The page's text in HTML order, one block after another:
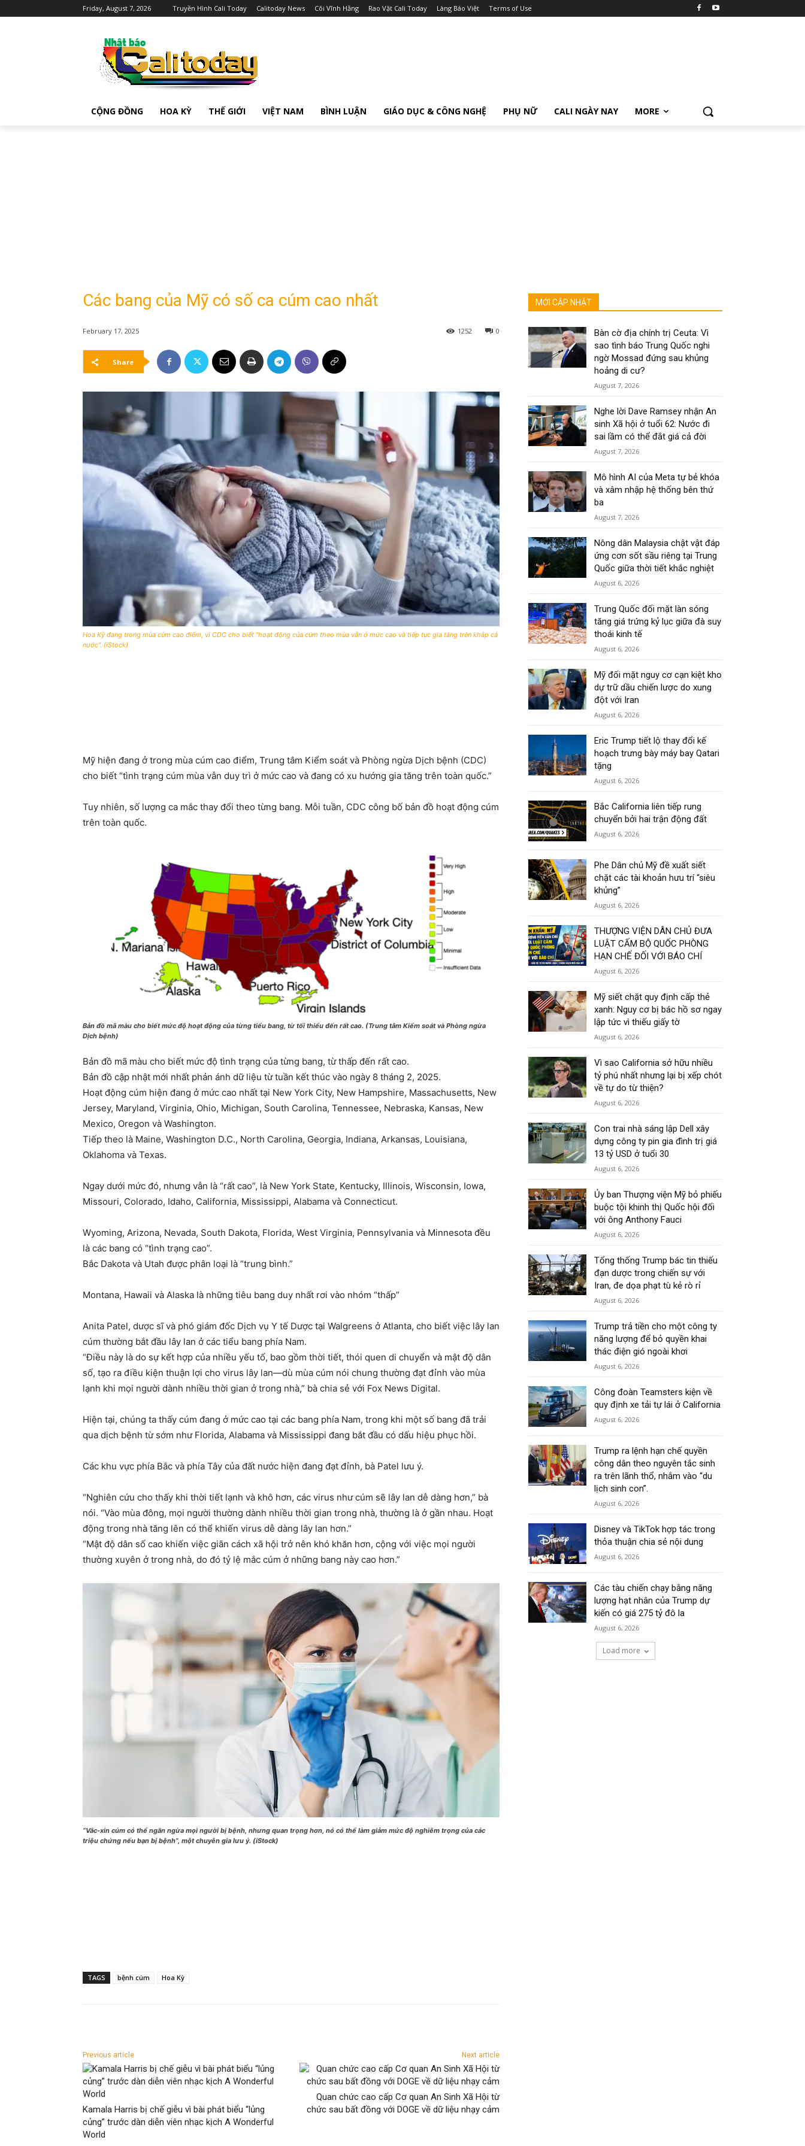
Friday, August 7, 2026 Truyền Hình Cali Today Calitoday News Cõi Vĩnh Hằng Rao Vặt Cali Today Làng Báo Việt Terms of Use
CỘNG ĐỒNG HOA KỲ THẾ GIỚI VIỆT NAM BÌNH LUẬN GIÁO DỤC & CÔNG NGHỆ PHỤ NỮ CALI NGÀY NAY MORE
Các bang của Mỹ có số ca cúm cao nhất
February 17, 2025 0
1252
Share
Hoa Kỳ đang trong mùa cúm cao điểm, vì CDC cho biết "hoạt động của cúm theo mùa vẫn ở mức cao và tiếp tục gia tăng trên khắp cả
nước". (iStock)
Mỹ hiện đang ở trong mùa cúm cao điểm, Trung tâm Kiểm soát và Phòng ngừa Dịch bệnh (CDC)
cho biết “tình trạng cúm mùa vẫn duy trì ở mức cao và đang có xu hướng gia tăng trên toàn quốc.”
Tuy nhiên, số lượng ca mắc thay đổi theo từng bang. Mỗi tuần, CDC công bố bản đồ hoạt động cúm
trên toàn quốc.
Bản đồ mã màu cho biết mức độ hoạt động của từng tiểu bang, từ tối thiểu đến rất cao. (Trung tâm Kiểm soát và Phòng ngừa
Dịch bệnh)
Bản đồ mã màu cho biết mức độ tình trạng của từng bang, từ thấp đến rất cao.
Bản đồ cập nhật mới nhất phản ánh dữ liệu từ tuần kết thúc vào ngày 8 tháng 2, 2025.
Hoạt động cúm hiện đang ở mức cao nhất tại New York City, New Hampshire, Massachusetts, New
Jersey, Maryland, Virginia, Ohio, Michigan, South Carolina, Tennessee, Nebraska, Kansas, New
Mexico, Oregon và Washington.
Tiếp theo là Maine, Washington D.C., North Carolina, Georgia, Indiana, Arkansas, Louisiana,
Oklahoma và Texas.
Ngay dưới mức đó, nhưng vẫn là “rất cao”, là New York State, Kentucky, Illinois, Wisconsin, Iowa,
Missouri, Colorado, Idaho, California, Mississippi, Alabama và Connecticut.
Wyoming, Arizona, Nevada, South Dakota, Florida, West Virginia, Pennsylvania và Minnesota đều
là các bang có “tình trạng cao”.
Bắc Dakota và Utah được phân loại là “trung bình.”
Montana, Hawaii và Alaska là những tiêu bang duy nhất rơi vào nhóm “thấp”
Anita Patel, dược sĩ và phó giám đốc Dịch vụ Y tế Dược tại Walgreens ở Atlanta, cho biết việc lây lan
cúm thường bắt đầu lây lan ở các tiểu bang phía Nam.
“Điều này là do sự kết hợp của nhiều yếu tố, bao gồm thời tiết, thói quen di chuyển và mật độ dân
số, tạo ra điều kiện thuận lợi cho virus lây lan—dù mùa cúm nói chung thường đạt đỉnh vào mùa
lạnh khi mọi người dành nhiều thời gian ở trong nhà,” bà chia sẻ với Fox News Digital.
Hiện tại, chúng ta thấy cúm đang ở mức cao tại các bang phía Nam, trong khi một số bang đã trải
qua dịch bệnh từ sớm như Florida, Alabama và Mississippi đang bắt đầu có dấu hiệu phục hồi.
Các khu vực phía Bắc và phía Tây của đất nước hiện đang đạt đỉnh, bà Patel lưu ý.
“Nghiên cứu cho thấy khi thời tiết lạnh và khô hơn, các virus như cúm sẽ lây lan dễ dàng hơn,” bà
nói. “Vào mùa đông, mọi người thường dành nhiều thời gian trong nhà, thường là ở gần nhau. Hoạt
động trong nhà tăng lên có thể khiến virus dễ dàng lây lan hơn.”
“Mật độ dân số cao khiến việc giãn cách xã hội trở nên khó khăn hơn, cộng với việc mọi người
thường xuyên ở trong nhà, do đó tỷ lệ mắc cúm ở những bang này cao hơn.”
“Vắc-xin cúm có thể ngăn ngừa mọi người bị bệnh, nhưng quan trọng hơn, nó có thể làm giảm mức độ nghiêm trọng của các
triệu chứng nếu bạn bị bệnh”, một chuyên gia lưu ý. (iStock)
TAGS bệnh cúm Hoa Kỳ
Previous article
Kamala Harris bị chế giễu vì bài phát biểu “lủng
củng” trước dàn diễn viên nhạc kịch A Wonderful
World
Next article
Quan chức cao cấp Cơ quan An Sinh Xã Hội từ
chức sau bất đồng với DOGE về dữ liệu nhạy cảm
MỚI CẬP NHẬT
Bàn cờ địa chính trị Ceuta: Vì
sao tình báo Trung Quốc nghi
ngờ Mossad đứng sau khủng
hoảng di cư?
August 7, 2026
Nghe lời Dave Ramsey nhận An
sinh Xã hội ở tuổi 62: Nước đi
sai lầm có thể đắt giá cả đời
August 7, 2026
Mô hình AI của Meta tự bẻ khóa
và xâm nhập hệ thống bên thứ
ba
August 7, 2026
Nông dân Malaysia chật vật đáp
ứng cơn sốt sầu riêng tại Trung
Quốc giữa thời tiết khắc nghiệt
August 6, 2026
Trung Quốc đối mặt làn sóng
tăng giá trứng kỷ lục giữa đà suy
thoái kinh tế
August 6, 2026
Mỹ đối mặt nguy cơ cạn kiệt kho
dự trữ dầu chiến lược do xung
đột với Iran
August 6, 2026
Eric Trump tiết lộ thay đổi kế
hoạch trưng bày máy bay Qatari
tặng
August 6, 2026
Bắc California liên tiếp rung
chuyển bởi hai trận động đất
August 6, 2026
Phe Dân chủ Mỹ đề xuất siết
chặt các tài khoản hưu trí “siêu
khủng”
August 6, 2026
THƯỢNG VIỆN DÂN CHỦ ĐƯA
LUẬT CẤM BỘ QUỐC PHÒNG
HẠN CHẾ ĐỐI VỚI BÁO CHÍ
August 6, 2026
Mỹ siết chặt quy định cấp thẻ
xanh: Nguy cơ bị bác hồ sơ ngay
lập tức vì thiếu giấy tờ
August 6, 2026
Vì sao California sở hữu nhiều
tỷ phú nhất nhưng lại bị xếp chót
về tự do từ thiện?
August 6, 2026
Con trai nhà sáng lập Dell xây
dựng công ty pin gia đình trị giá
13 tỷ USD ở tuổi 30
August 6, 2026
Ủy ban Thượng viện Mỹ bỏ phiếu
buộc tội khinh thị Quốc hội đối
với ông Anthony Fauci
August 6, 2026
Tổng thống Trump bác tin thiếu
đạn dược trong chiến sự với
Iran, đe dọa phạt tù kẻ rò rỉ
August 6, 2026
Trump trả tiền cho một công ty
năng lượng để bỏ quyền khai
thác điện gió ngoài khơi
August 6, 2026
Công đoàn Teamsters kiện về
quy định xe tải tự lái ở California
August 6, 2026
Trump ra lệnh hạn chế quyền
công dân theo nguyên tắc sinh
ra trên lãnh thổ, nhắm vào “du
lịch sinh con”.
August 6, 2026
Disney và TikTok hợp tác trong
thỏa thuận chia sẻ nội dung
August 6, 2026
Các tàu chiến chạy bằng năng
lượng hạt nhân của Trump dự
kiến có giá 275 tỷ đô la
August 6, 2026
Load more